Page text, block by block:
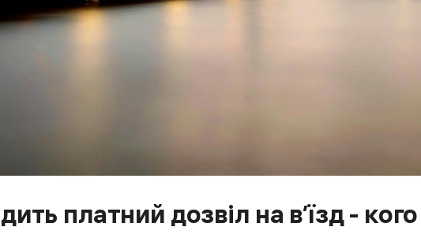
платний дозвіл на в’їзд -